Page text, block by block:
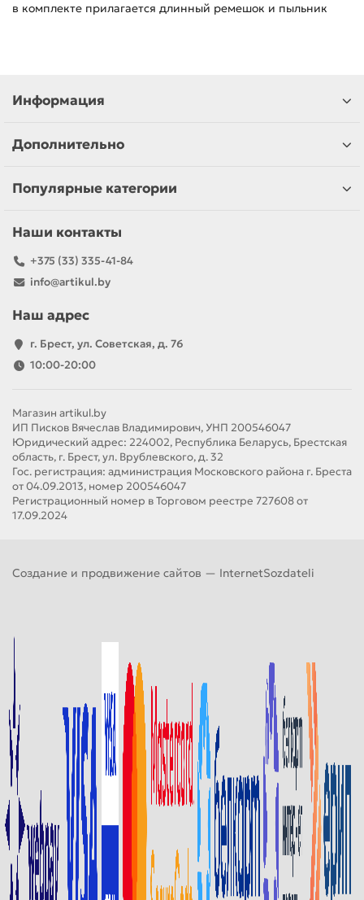
в комплекте прилагается длинный ремешок и пыльник
Информация
Дополнительно
Популярные категории
Наши контакты
+375 (33) 335-41-84
info@artikul.by
Наш адрес
г. Брест, ул. Советская, д. 76
10:00-20:00
Магазин artikul.by
ИП Писков Вячеслав Владимирович, УНП 200546047
Юридический адрес: 224002, Республика Беларусь, Брестская
область, г. Брест, ул. Врублевского, д. 32
Гос. регистрация: администрация Московского района г. Бреста
от 04.09.2013, номер 200546047
Регистрационный номер в Торговом реестре 727608 от
17.09.2024
Создание и продвижение сайтов — InternetSozdateli